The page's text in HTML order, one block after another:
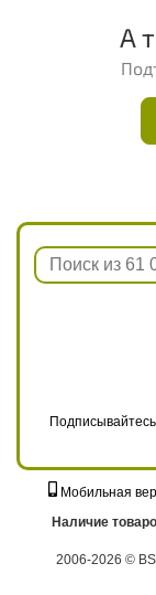
А
Мобильная
Наличие
2006-2026 ©